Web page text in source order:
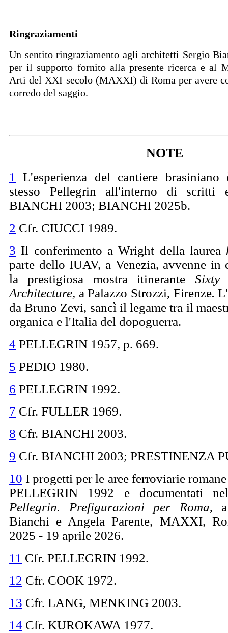
Ringraziamenti
Un sentito ringraziamento agli architetti Sergio
per il supporto fornito alla presente ricerca e al
Arti del XXI secolo (MAXXI) di Roma per avere
corredo del saggio.
NOTE
1 L'esperienza del cantiere
stesso Pellegrin all'interno di scritti
BIANCHI 2003; BIANCHI 2025b.
2 Cfr. CIUCCI 1989.
3 Il conferimento a Wright della laurea
parte dello IUAV, a Venezia, avvenne in
la prestigiosa mostra itinerante Sixty
Architecture, a Palazzo Strozzi, Firenze.
da Bruno Zevi, sancì il legame tra il
organica e l'Italia del dopoguerra.
4 PELLEGRIN 1957, p. 669.
5 PEDIO 1980.
6 PELLEGRIN 1992.
7 Cfr. FULLER 1969.
8 Cfr. BIANCHI 2003.
9 Cfr. BIANCHI 2003; PRESTINENZA
10 I progetti per le aree ferroviarie
PELLEGRIN 1992 e documentati
Pellegrin.
Prefigurazioni per Roma,
Bianchi e Angela Parente, MAXXI,
2025 - 19 aprile 2026.
11 Cfr. PELLEGRIN 1992.
12 Cfr. COOK 1972.
13 Cfr. LANG, MENKING 2003.
14 Cfr. KUROKAWA 1977.